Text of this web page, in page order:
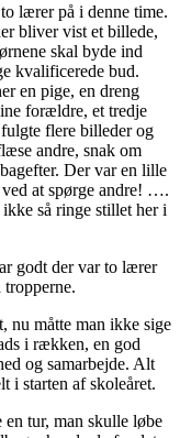
lærer på i denne time.
bliver vist et billede,
skal byde ind
kvalificerede bud.
en pige, en dreng
forældre, et tredje
flere billeder og
andre, snak om
Der var en lille
at spørge andre! ….
så ringe stillet her i
godt der var to lærer
nu måtte man ikke sige
i rækken, en god
og samarbejde. Alt
i starten af skoleåret.
tur, man skulle løbe